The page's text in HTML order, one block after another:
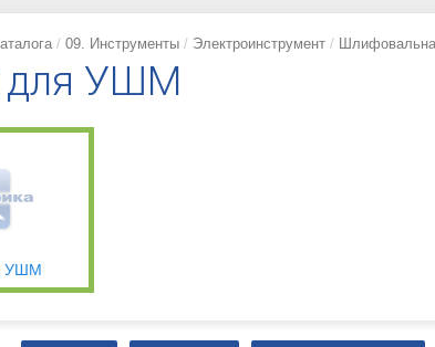
09. Инструменты Электроинструмент
для УШМ
УШМ